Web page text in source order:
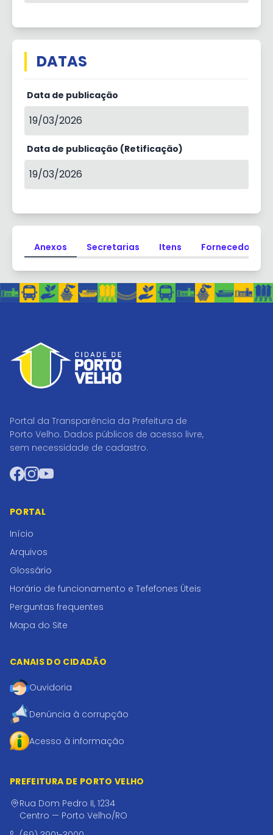
DATAS
Data de publicação
19/03/2026
Data de publicação (Retificação)
19/03/2026
Anexos Secretarias Itens Fornecedores
Portal da Transparência da Prefeitura de
Porto Velho. Dados públicos de acesso livre,
sem necessidade de cadastro.
Facebook
Instagram
YouTube
PORTAL
Início
Arquivos
Glossário
Horário de funcionamento e Tefefones Úteis
Perguntas frequentes
Mapa do Site
CANAIS DO CIDADÃO
Ouvidoria
Denúncia à corrupção
Acesso à informação
PREFEITURA DE PORTO VELHO
Rua Dom Pedro II, 1234
Centro — Porto Velho/RO